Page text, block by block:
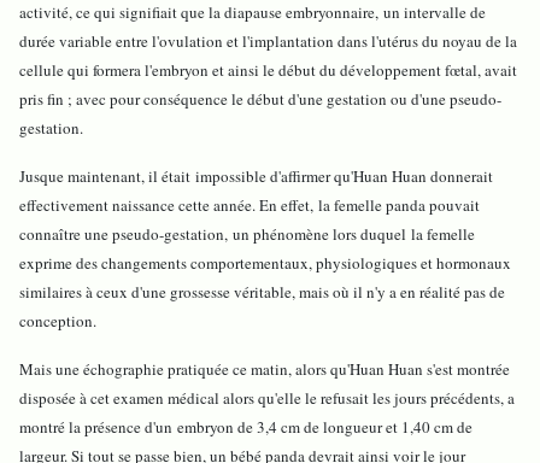
activité, ce qui signifiait que la diapause embryonnaire, un intervalle de
durée variable entre l'ovulation et l'implantation dans l'utérus du noyau de la
cellule qui formera l'embryon et ainsi le début du développement fœtal, avait
pris fin ; avec pour conséquence le début d'une gestation ou d'une pseudo-
gestation.
Jusque maintenant, il était impossible d'affirmer qu'Huan Huan donnerait
effectivement naissance cette année. En effet, la femelle panda pouvait
connaître une pseudo-gestation, un phénomène lors duquel la femelle
exprime des changements comportementaux, physiologiques et hormonaux
similaires à ceux d'une grossesse véritable, mais où il n'y a en réalité pas de
conception.
Mais une échographie pratiquée ce matin, alors qu'Huan Huan s'est montrée
disposée à cet examen médical alors qu'elle le refusait les jours précédents, a
montré la présence d'un embryon de 3,4 cm de longueur et 1,40 cm de
largeur. Si tout se passe bien, un bébé panda devrait ainsi voir le jour